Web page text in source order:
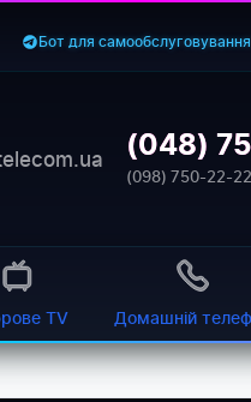
Бот для самообслуговування
(048)
(098) 750-22-22
TV Домашній